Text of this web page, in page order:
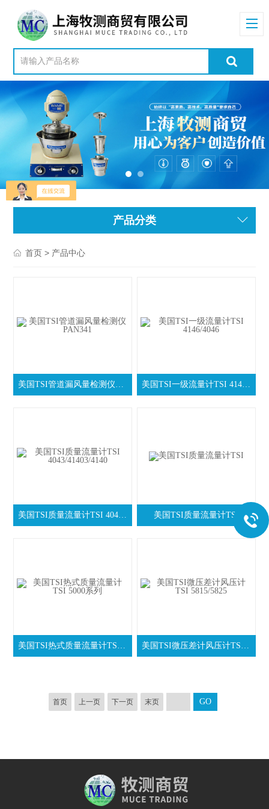
产品分类
首页 > 产品中心
美国TSI管道漏风量检测仪PAN341 美国TSI一级流量计TSI 4146/4046
美国TSI质量流量计TSI 4043/41403/4140 美国TSI质量流量计TSI
美国TSI热式质量流量计TSI 5000系列 美国TSI微压差计风压计TSI 5815/5825
首页 上一页 下一页 末页